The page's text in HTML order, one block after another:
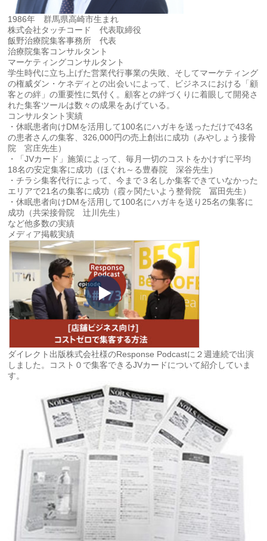
1986年 群馬県高崎市生まれ
株式会社タッチコード 代表取締役
飯野治療院集客事務所 代表
治療院集客コンサルタント
マーケティングコンサルタント
学生時代に立ち上げた営業代行事業の失敗、そしてマーケティング
の権威ダン・ケネディとの出会いによって、ビジネスにおける「顧
客との絆」の重要性に気付く。顧客との絆づくりに着眼して開発さ
れた集客ツールは数々の成果をあげている。
コンサルタント実績
・休眠患者向けDMを活用して100名にハガキを送っただけで43名
の患者さんの集客、326,000円の売上創出に成功（みやしょう接骨
院 宮庄先生）
・「JVカード」施策によって、毎月一切のコストをかけずに平均
18名の安定集客に成功（ほぐれ～る豊春院 深谷先生）
・チラシ集客代行によって、今まで３名しか集客できていなかった
エリアで21名の集客に成功（霞ヶ関たいよう整骨院 冨田先生）
・休眠患者向けDMを活用して100名にハガキを送り25名の集客に
成功（共栄接骨院 辻川先生）
など他多数の実績
メディア掲載実績
ダイレクト出版株式会社様のResponse Podcastに２週連続で出演
しました。コスト０で集客できるJVカードについて紹介していま
す。